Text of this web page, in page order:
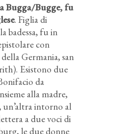
Bugga/Bugge, fu
. Figlia di
badessa, fu in
con
Germania, san
Esistono due
da
alla madre,
un’altra intorno al
a due voci di
le due donne